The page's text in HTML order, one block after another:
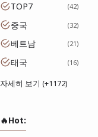
TOP7 42
중국 32
베트남 21
태국 16
자세히 보기 (+1172)
🔥Hot: